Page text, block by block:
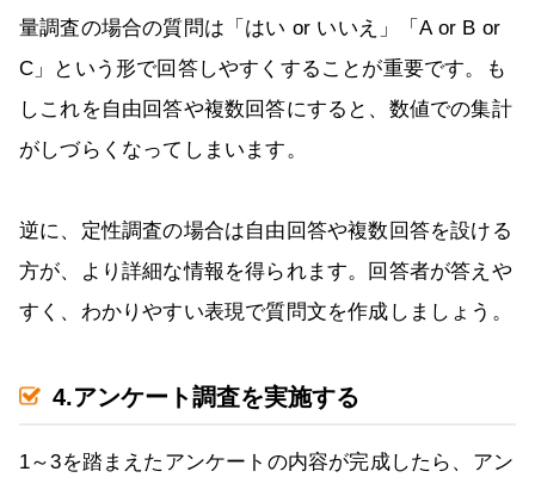
量調査の場合の質問は「はい or いいえ」「A or B or
C」という形で回答しやすくすることが重要です。も
しこれを自由回答や複数回答にすると、数値での集計
がしづらくなってしまいます。
逆に、定性調査の場合は自由回答や複数回答を設ける
方が、より詳細な情報を得られます。回答者が答えや
すく、わかりやすい表現で質問文を作成しましょう。
4.アンケート調査を実施する
1～3を踏まえたアンケートの内容が完成したら、アン